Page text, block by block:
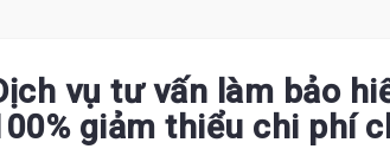
vụ tư vấn làm bảo
giảm thiểu chi phí